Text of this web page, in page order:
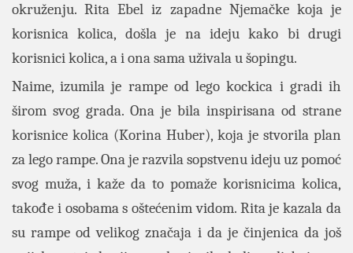
okruženju. Rita Ebel iz zapadne Njemačke koja je
korisnica kolica, došla je na ideju kako bi drugi
korisnici kolica, a i ona sama uživala u šopingu.
Naime, izumila je rampe od lego kockica i gradi ih
širom svog grada. Ona je bila inspirisana od strane
korisnice kolica (Korina Huber), koja je stvorila plan
za lego rampe. Ona je razvila sopstvenu ideju uz pomoć
svog muža, i kaže da to pomaže korisnicima kolica,
takođe i osobama s oštećenim vidom. Rita je kazala da
su rampe od velikog značaja i da je činjenica da još